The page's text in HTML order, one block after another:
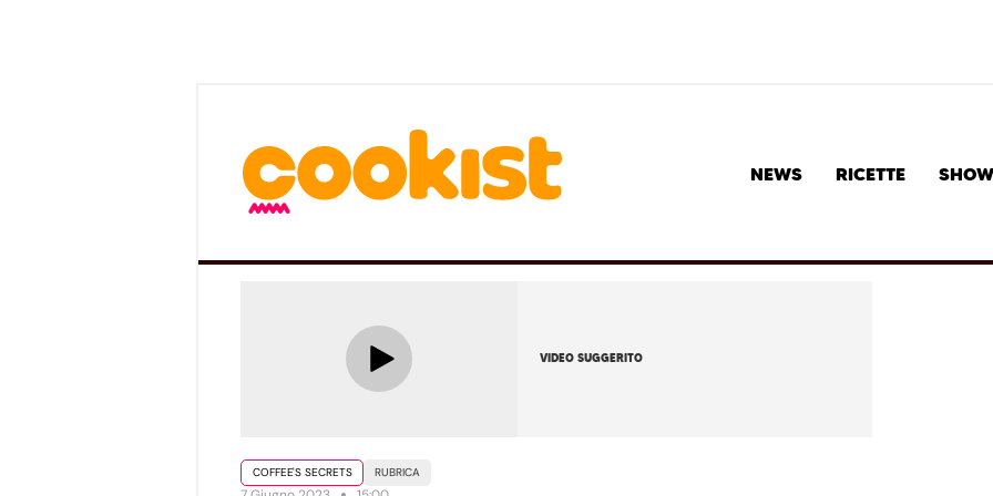
NEWS RICETTE SHOW
VIDEO SUGGERITO
COFFEE'S SECRETS RUBRICA